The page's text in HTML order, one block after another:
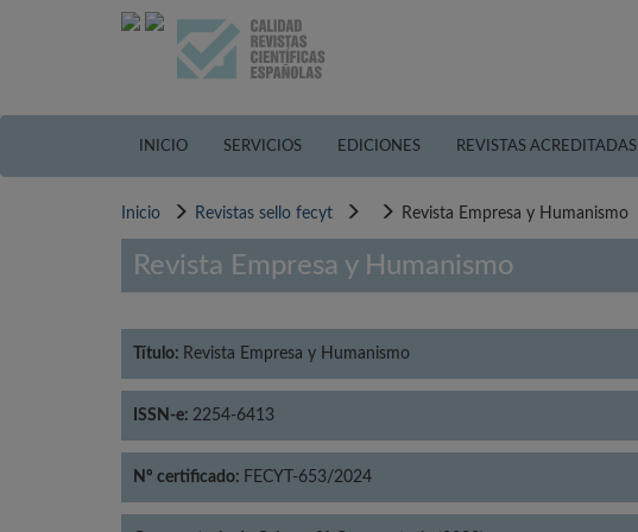
INICIO SERVICIOS EDICIONES REVISTAS ACREDITADAS
Inicio Revistas sello fecyt Revista Empresa y Humanismo
Revista Empresa y Humanismo
Título: Revista Empresa y Humanismo
ISSN-e: 2254-6413
Nº certificado: FECYT-653/2024